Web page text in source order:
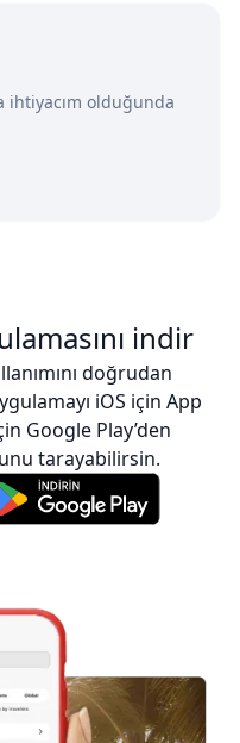
ihtiyacım olduğunda
indir
doğrudan
iOS için App
Google Play’den
tarayabilirsin.